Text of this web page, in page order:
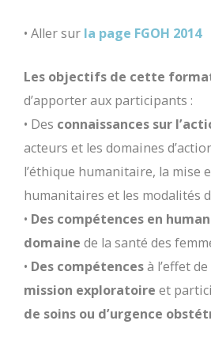
• Aller sur la page FGOH 2014
Les objectifs de cette
d’apporter aux participants :
• Des connaissances sur
acteurs et les domaines
l’éthique humanitaire, la mise
humanitaires et les modalités
• Des compétences en
domaine de la santé des
• Des compétencesà l’effet
mission exploratoire et
de soins ou d’urgence